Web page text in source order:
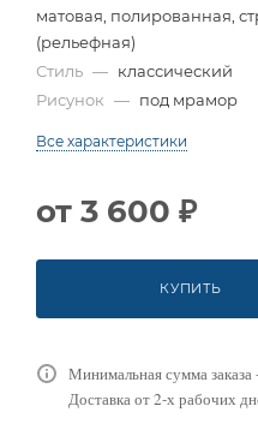
матовая, полированная,
(рельефная)
Стиль — классический
Рисунок — под мрамор
Все характеристики
от 3 600 ₽
КУПИТЬ
Минимальная сумма заказа
Доставка от 2-х рабочих